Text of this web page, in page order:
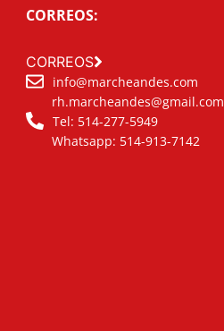
CORREOS:
CORREOS
info@marcheandes.com
rh.marcheandes@gmail.com
Tel: 514-277-5949
Whatsapp: 514-913-7142